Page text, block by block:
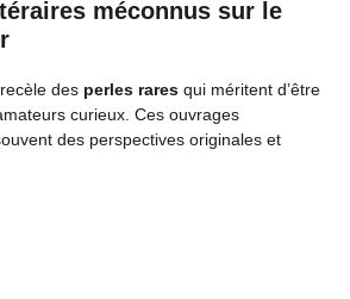
méconnus sur le
des perles rares qui méritent d’être
curieux. Ces ouvrages
des perspectives originales et